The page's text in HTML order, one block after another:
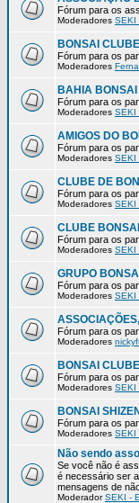
Fórum para os
Moderadores SEKI
BONSAI
Fórum para os
Moderadores
BAHIA
Fórum para os
Moderadores SEKI
AMIGOS DO
Fórum para os
Moderadores SEKI
CLUBE DE
Fórum para os
Moderadores SEKI
CLUBE
Fórum para os
Moderadores SEKI
GRUPO
Fórum para os
Moderadores SEKI
Fórum para os
Moderadores
BONSAI
Fórum para os
Moderadores SEKI
BONSAI SHIZEN
Fórum para os
Moderadores SEKI
Não sendo
Se você não é
é necessário ser
mensagens de
ModeradorSEKI -